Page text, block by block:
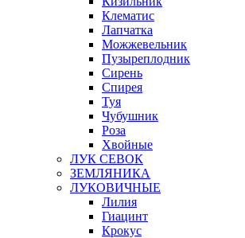
Клематис
Лапчатка
Можжевельник
Пузыреплодник
Сирень
Спирея
Туя
Чубушник
Роза
Хвойные
ЛУК СЕВОК
ЗЕМЛЯНИКА
ЛУКОВИЧНЫЕ
Лилия
Гиацинт
Крокус